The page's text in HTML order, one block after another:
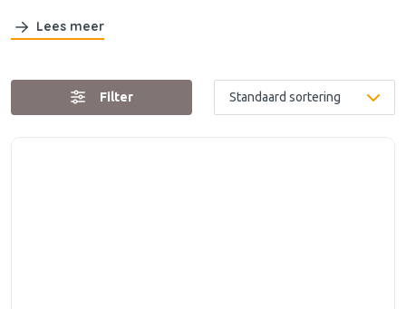
Lees meer
Filter